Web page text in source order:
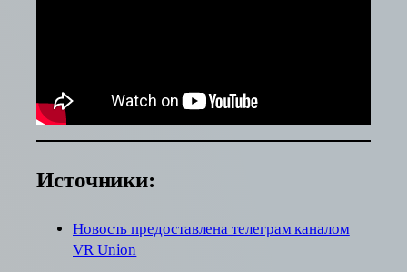
Источники:
Новость предоставлена телеграм каналом
VR Union